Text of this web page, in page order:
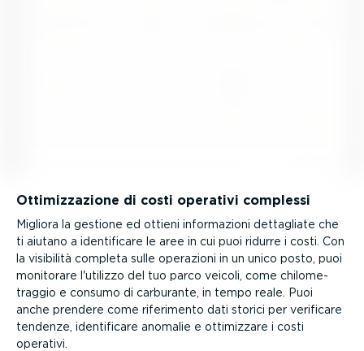
Ottimiz­za­zione di costi operativi complessi
Migliora la gestione ed ottieni infor­ma­zioni dettagliate che
ti aiutano a identi­ficare le aree in cui puoi ridurre i costi. Con
la visibilità completa sulle operazioni in un unico posto, puoi
monitorare l'utilizzo del tuo parco veicoli, come chilo­me­
traggio e consumo di carburante, in tempo reale. Puoi
anche prendere come riferimento dati storici per verificare
tendenze, identi­ficare anomalie e ottimizzare i costi
operativi.